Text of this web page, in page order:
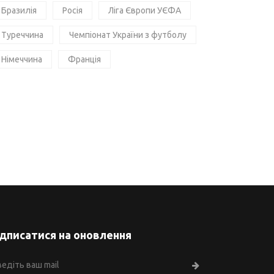
Бразилія Росія Ліга Європи УЄФА
Туреччина Чемпіонат України з футболу
Німеччина Франція
на оновлення